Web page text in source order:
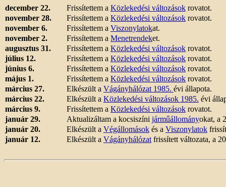
december 22. Frissítettem a Közlekedési változások rovatot.
november 28.
Frissítettem a Közlekedési változások rovatot.
november 6.
Frissítettem a Viszonylatokat.
november 2.
Frissítettem a Menetrendeket.
augusztus 31.
Frissítettem a Közlekedési változások rovatot.
július 12.
Frissítettem a Közlekedési változások rovatot.
június 6.
Frissítettem a Közlekedési változások rovatot.
május 1.
Frissítettem a Közlekedési változások rovatot.
március 27.
Elkészült a Vágányhálózat 1985. évi állapota.
március 22.
Elkészült a Közlekedési változások 1985. évi
március 9.
Frissítettem a Közlekedési változások rovatot.
január 29.
Aktualizáltam a kocsiszíni járműállományokat, a
január 20.
Elkészült a Végállomások és a Viszonylatok
január 12.
Elkészült a Vágányhálózat frissített változata, a